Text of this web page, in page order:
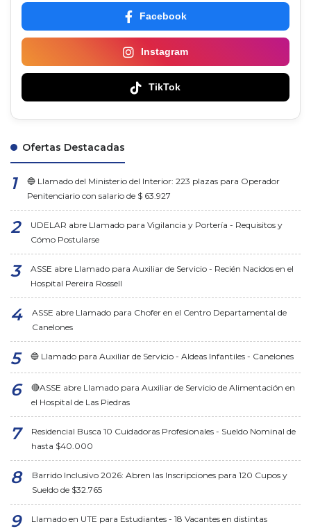
Facebook
Instagram
TikTok
Ofertas Destacadas
🔵 Llamado del Ministerio del Interior: 223 plazas para Operador
Penitenciario con salario de $ 63.927
UDELAR abre Llamado para Vigilancia y Portería - Requisitos y
Cómo Postularse
ASSE abre Llamado para Auxiliar de Servicio - Recién Nacidos en el
Hospital Pereira Rossell
ASSE abre Llamado para Chofer en el Centro Departamental de
Canelones
🔵 Llamado para Auxiliar de Servicio - Aldeas Infantiles - Canelones
🔴ASSE abre Llamado para Auxiliar de Servicio de Alimentación en
el Hospital de Las Piedras
Residencial Busca 10 Cuidadoras Profesionales - Sueldo Nominal de
hasta $40.000
Barrido Inclusivo 2026: Abren las Inscripciones para 120 Cupos y
Sueldo de $32.765
Llamado en UTE para Estudiantes - 18 Vacantes en distintas